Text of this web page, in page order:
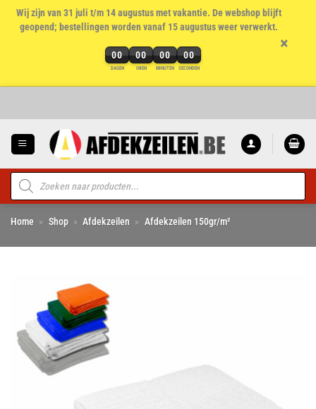
Wij zijn van 31 juli t/m 14 augustus met vakantie. De webshop blijft
geopend; bestellingen worden vanaf 15 augustus weer verwerkt.
00
DAGEN
00
UREN
00
MINUTEN
00
SECONDEN
×
Producten
zoeken
Home » Shop » Afdekzeilen » Afdekzeilen 150gr/m²